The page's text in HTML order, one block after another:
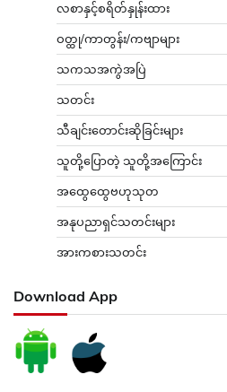
လစာနှင့်စရိတ်နှုန်းထား
ဝတ္ထု/ကာတွန်း/ကဗျာများ
သကသအကွဲအပြဲ
သတင်း
သီချင်းတောင်းဆိုခြင်းများ
သူတို့ပြောတဲ့ သူတို့အကြောင်း
အထွေထွေဗဟုသုတ
အနုပညာရှင်သတင်းများ
အားကစားသတင်း
Download App